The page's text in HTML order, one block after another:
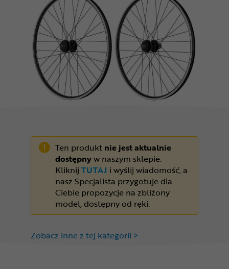
Odżywki
Nowości
Superoferta
Ten produkt nie jest aktualnie
dostępnyw naszym sklepie.
Kliknij TUTAJ i wyślij wiadomość, a
nasz Specjalista przygotuje dla
Ciebie propozycje na zbliżony
model, dostępny od ręki.
Zobacz inne z tej kategorii >